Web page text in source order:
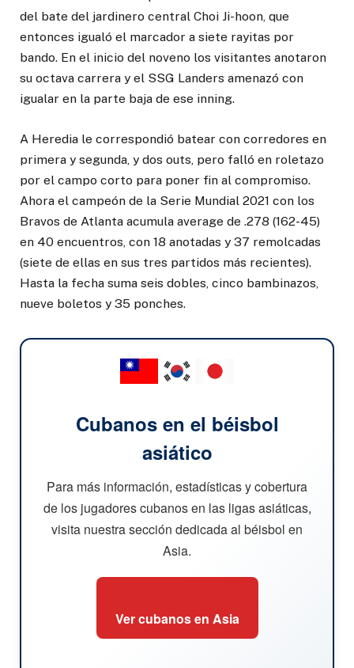
del bate del jardinero central Choi Ji-hoon, que
entonces igualó el marcador a siete rayitas por
bando. En el inicio del noveno los visitantes anotaron
su octava carrera y el SSG Landers amenazó con
igualar en la parte baja de ese inning.
A Heredia le correspondió batear con corredores en
primera y segunda, y dos outs, pero falló en roletazo
por el campo corto para poner fin al compromiso.
Ahora el campeón de la Serie Mundial 2021 con los
Bravos de Atlanta acumula average de .278 (162-45)
en 40 encuentros, con 18 anotadas y 37 remolcadas
(siete de ellas en sus tres partidos más recientes).
Hasta la fecha suma seis dobles, cinco bambinazos,
nueve boletos y 35 ponches.
Cubanos en el béisbol
asiático
Para más información, estadísticas y cobertura
de los jugadores cubanos en las ligas asiáticas,
visita nuestra sección dedicada al béisbol en
Asia.
Ver cubanos en Asia